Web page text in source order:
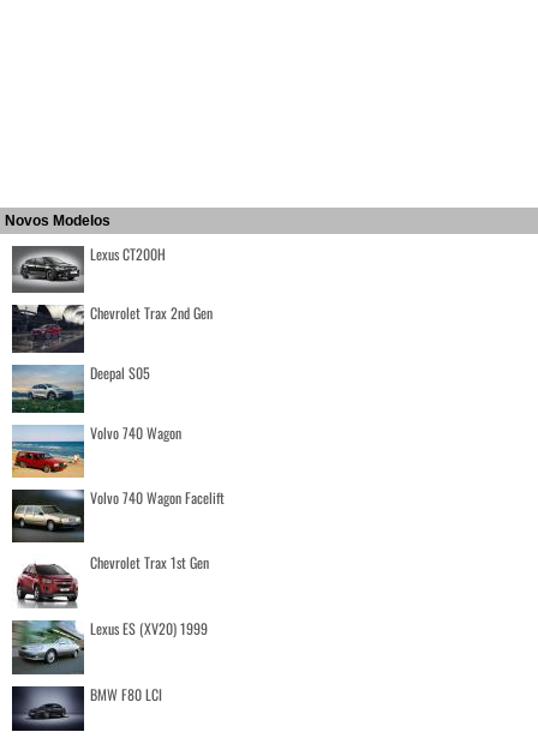
Novos Modelos
Lexus CT200H
Chevrolet Trax 2nd Gen
Deepal S05
Volvo 740 Wagon
Volvo 740 Wagon Facelift
Chevrolet Trax 1st Gen
Lexus ES (XV20) 1999
BMW F80 LCI